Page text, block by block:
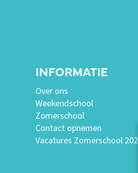
INFORMATIE
Over ons
Weekendschool
Zomerschool
Contact opnemen
Vacatures Zomerschool 2026